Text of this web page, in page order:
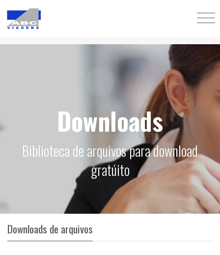
Downloads
Biblioteca de arquivos para download
gratúito
Downloads de arquivos